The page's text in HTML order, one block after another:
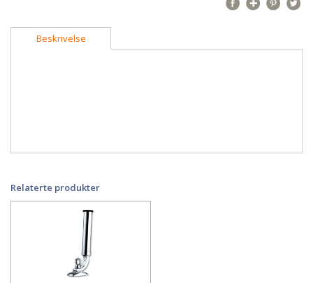
Beskrivelse
Relaterte produkter